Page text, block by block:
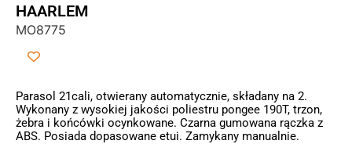
HAARLEM
MO8775
Parasol 21cali, otwierany automatycznie, składany na 2.
Wykonany z wysokiej jakości poliestru pongee 190T, trzon,
żebra i końcówki ocynkowane. Czarna gumowana rączka z
ABS. Posiada dopasowane etui. Zamykany manualnie.